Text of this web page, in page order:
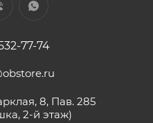
77-74
8, Пав. 285
2-й этаж)